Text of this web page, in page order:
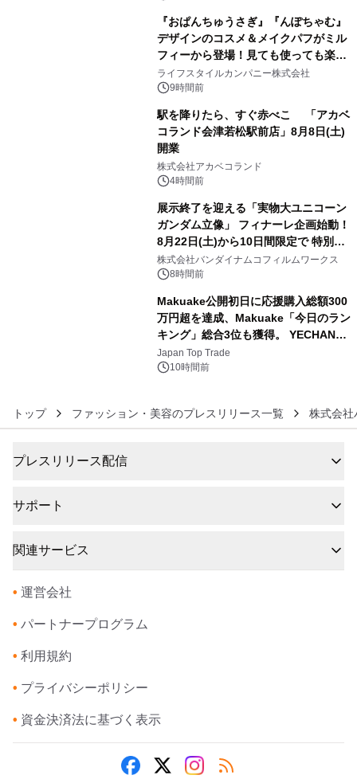
『おぱんちゅうさぎ』『んぽちゃむ』
デザインのコスメ＆メイクパフがミル
フィーから登場！見ても使っても楽し
い、ポップでキュートなコレクショ
ン。
ライフスタイルカンパニー株式会社
9時間前
駅を降りたら、すぐ赤べこ 「アカベ
コランド会津若松駅前店」8月8日(土)
開業
株式会社アカベコランド
4時間前
展示終了を迎える「実物大ユニコーン
ガンダム立像」 フィナーレ企画始動！
8月22日(土)から10日間限定で 特別映
像『UNICORN GUNDAM Statue ―
BEYOND POSSIBILITY ―』を上映！
株式会社バンダイナムコフィルムワークス
8時間前
Makuake公開初日に応援購入総額300
万円超を達成、Makuake「今日のラン
キング」総合3位も獲得。 YECHAN音
浴シンギングボウル第2弾の大型サイ
ズ（XL・2XL・3XL）を先行販売中
Japan Top Trade
10時間前
トップ ファッション・美容のプレスリリース一覧 株式会社
プレスリリース配信
サポート
関連サービス
• 運営会社
• パートナープログラム
• 利用規約
• プライバシーポリシー
• 資金決済法に基づく表示